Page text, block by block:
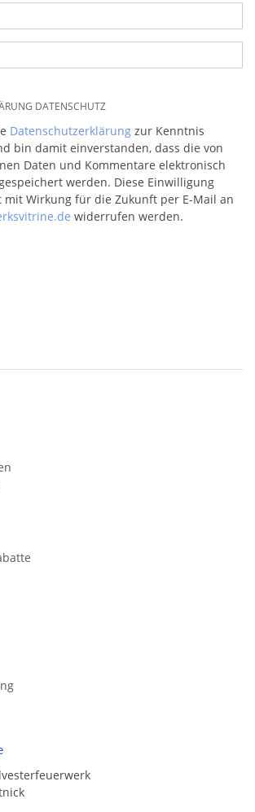
DATENSCHUTZ
Datenschutzerklärung zur Kenntnis
bin damit einverstanden, dass die von
Daten und Kommentare elektronisch
werden. Diese Einwilligung
mit Wirkung für die Zukunft per E-Mail an
widerrufen werden.